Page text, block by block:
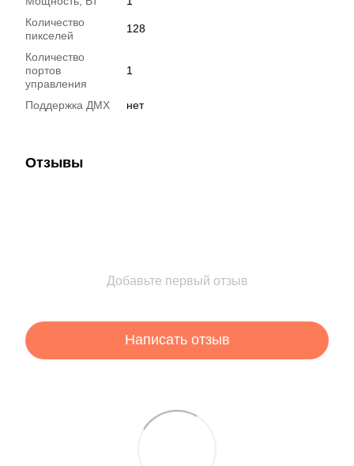
Количество
пикселей
128
Количество
портов
управления
1
Поддержка ДМХ нет
Отзывы
Добавьте первый отзыв
Написать отзыв